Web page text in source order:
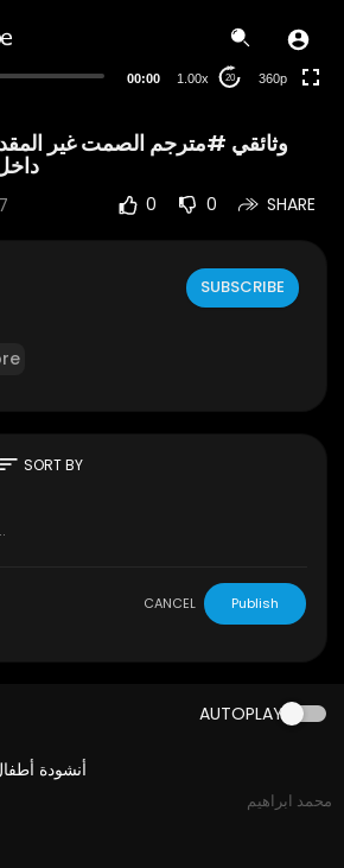
00:00 1.00x 20 360p
‫وثائقي #مترجم الصمت غير
0 0 SHARE
SUBSCRIBE
sort SORT BY
CANCEL Publish
AUTOPLAY
3:58
أنشودة
محمد ابراهيم